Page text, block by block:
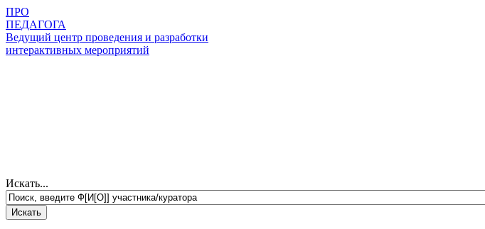
ПРО
ПЕДАГОГА
Ведущий центр проведения и разработки
интерактивных мероприятий
Искать...